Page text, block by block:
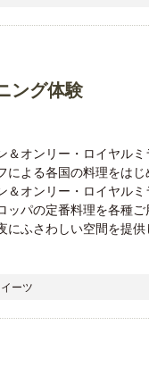
ング体験
＆オンリー・ロイヤルミ
よる各国の料理をはじ
＆オンリー・ロイヤルミ
ッパの定番料理を各種ご
ふさわしい空間を提供
ーツ